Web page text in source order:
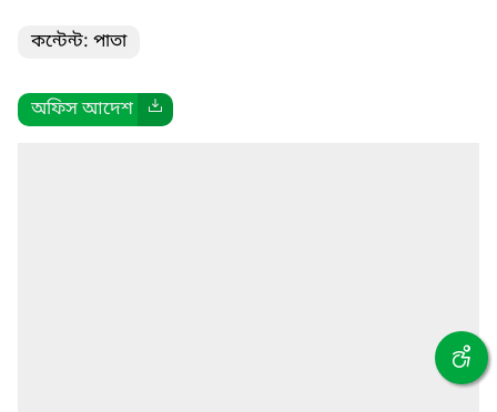
কন্টেন্ট: পাতা
অফিস আদেশ